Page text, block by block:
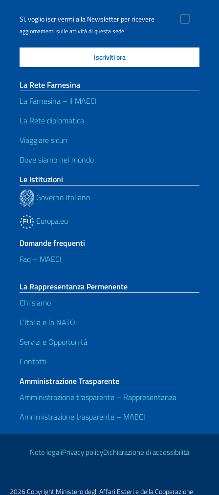
Sì, voglio iscrivermi alla Newsletter per ricevere
aggiornamenti sulle attività di questa sede
La Rete Farnesina
La Farnesina – il MAECI
La Rete diplomatica
Viaggiare sicuri
Dove siamo nel mondo
Le Istituzioni
Governo Italiano
Europa.eu
Domande frequenti
Faq – MAECI
La Rappresentanza Permenente
Chi siamo
L’Italia e la NATO
Servizi e Opportunità
Contatti
Amministrazione Trasparente
Amministrazione trasparente – Rappresentanza
Amministrazione trasparente – MAECI
Link Utili
Note legaliPrivacy policyDichiarazione di accessibilità
2026 Copyright Ministero degli Affari Esteri e della Cooperazione